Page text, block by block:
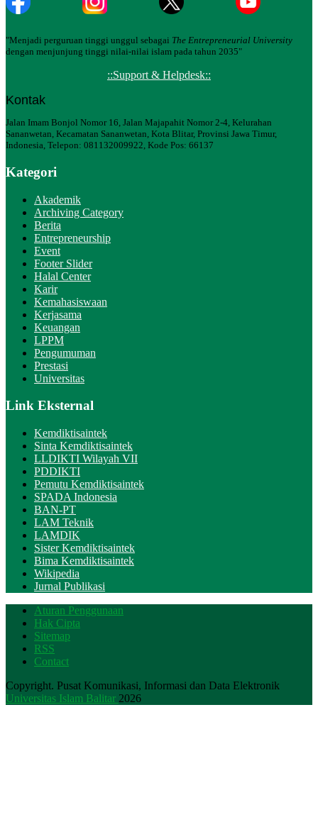
"Menjadi perguruan tinggi unggul sebagai The Entrepreneurial University
dengan menjunjung tinggi nilai-nilai islam pada tahun 2035"
::Support & Helpdesk::
Kontak
Jalan Imam Bonjol Nomor 16, Jalan Majapahit Nomor 2-4, Kelurahan
Sananwetan, Kecamatan Sananwetan, Kota Blitar, Provinsi Jawa Timur,
Indonesia, Telepon: 081132009922, Kode Pos: 66137
Kategori
Akademik
Archiving Category
Berita
Entrepreneurship
Event
Footer Slider
Halal Center
Karir
Kemahasiswaan
Kerjasama
Keuangan
LPPM
Pengumuman
Prestasi
Universitas
Link Eksternal
Kemdiktisaintek
Sinta Kemdiktisaintek
LLDIKTI Wilayah VII
PDDIKTI
Pemutu Kemdiktisaintek
SPADA Indonesia
BAN-PT
LAM Teknik
LAMDIK
Sister Kemdiktisaintek
Bima Kemdiktisaintek
Wikipedia
Jurnal Publikasi
Aturan Penggunaan
Hak Cipta
Sitemap
RSS
Contact
Copyright. Pusat Komunikasi, Informasi dan Data Elektronik
Universitas Islam Balitar 2026